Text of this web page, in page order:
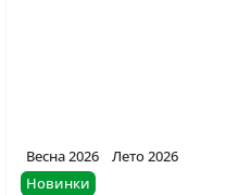
Весна 2026
Лето 2026
Новинки